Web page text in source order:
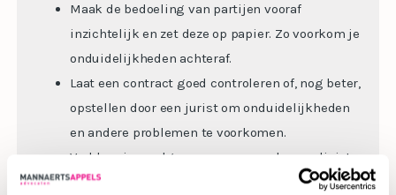
Maak de bedoeling van partijen vooraf
inzichtelijk en zet deze op papier. Zo voorkom je
onduidelijkheden achteraf.
Laat een contract goed controleren of, nog beter,
opstellen door een jurist om onduidelijkheden
en andere problemen te voorkomen.
Verklaar jouw algemene voorwaarden expliciet
van toepassing en weet waar je mee akkoord